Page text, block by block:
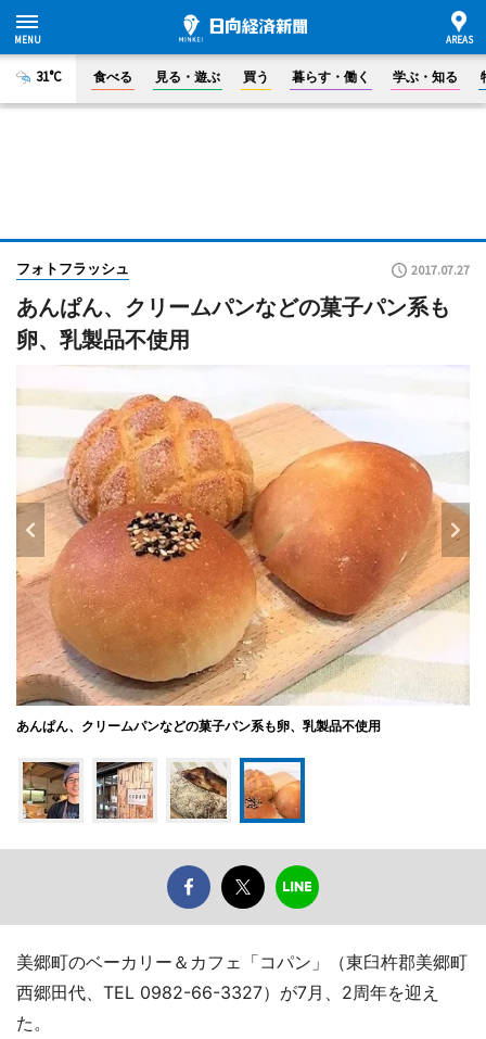
31°C 食べる 見る・遊ぶ 買う 暮らす・働く 学ぶ・知る
フォトフラッシュ 2017.07.27
あんぱん、クリームパンなどの菓子パン系も
卵、乳製品不使用
あんぱん、クリームパンなどの菓子パン系も卵、乳製品不使用
美郷町のベーカリー＆カフェ「コパン」（東臼杵郡美郷町
西郷田代、TEL 0982-66-3327）が7月、2周年を迎え
た。